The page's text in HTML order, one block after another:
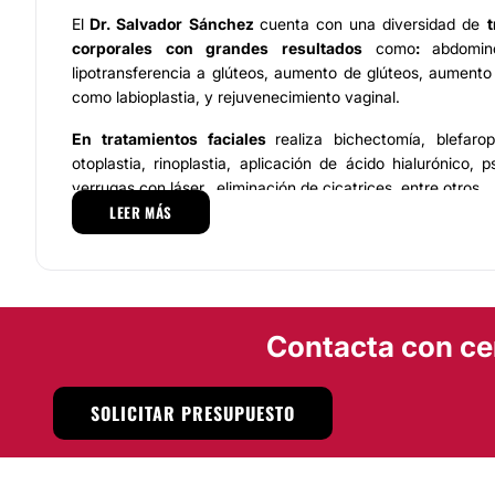
El Dr. Salvador Sánchez cuenta con una diversidad de
corporales con grandes resultados como:
lipotransferencia a glúteos, aumento de glúteos,
como labioplastia, y rejuvenecimiento vaginal.
En tratamientos faciales realiza bichectomía,
otoplastia, rinoplastia, aplicación de ácido hialurónico,
verrugas con láser, eliminación de cicatrices, entre otros.
Equipo
mejores técnicas para potenciar la belleza al alcance de
productos especializados,brindan un servicio de alta
de la salud.
Localización
LEER MÁS
Contacta con
SOLICITAR PRESUPUESTO